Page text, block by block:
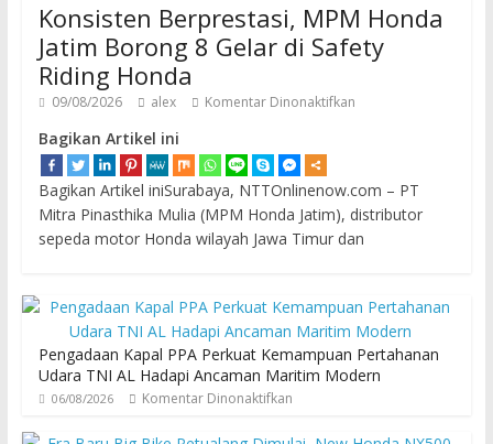
Konsisten Berprestasi, MPM Honda
Jatim Borong 8 Gelar di Safety
Riding Honda
09/08/2026 alex Komentar Dinonaktifkan
Bagikan Artikel ini
Bagikan Artikel iniSurabaya, NTTOnlinenow.com – PT
Mitra Pinasthika Mulia (MPM Honda Jatim), distributor
sepeda motor Honda wilayah Jawa Timur dan
Pengadaan Kapal PPA Perkuat Kemampuan Pertahanan
Udara TNI AL Hadapi Ancaman Maritim Modern
06/08/2026 Komentar Dinonaktifkan